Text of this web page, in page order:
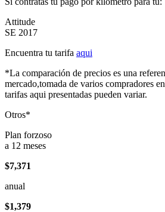
Attitude
SE 2017
Encuentra tu tarifa aqui
*La comparación de precios es una
mercado,tomada de varios compradores
tarifas aqui presentadas pueden variar.
Otros*
Plan forzoso
a 12 meses
$7,371
anual
$1,379